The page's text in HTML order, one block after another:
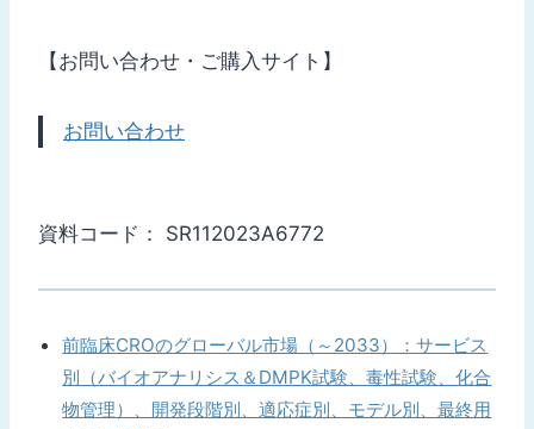
【お問い合わせ・ご購入サイト】
お問い合わせ
資料コード： SR112023A6772
前臨床CROのグローバル市場（～2033）：サービス
別（バイオアナリシス＆DMPK試験、毒性試験、化合
物管理）、開発段階別、適応症別、モデル別、最終用